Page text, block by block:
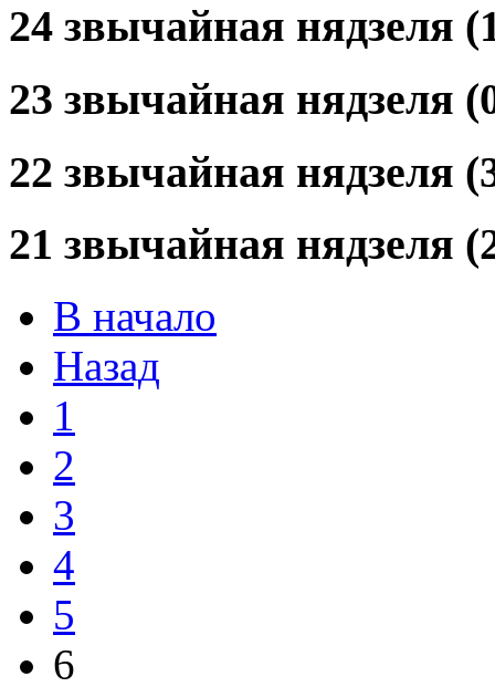
24 звычайная нядзеля
23 звычайная нядзеля
22 звычайная нядзеля
21 звычайная нядзеля
В начало
Назад
1
2
3
4
5
6